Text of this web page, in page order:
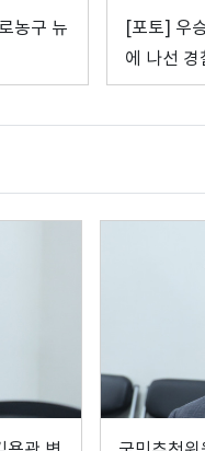
농구 뉴
[포토] 우
에 나선 경